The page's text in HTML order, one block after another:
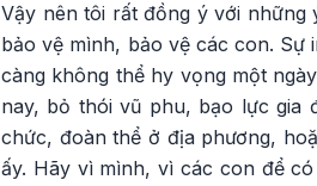
Vậy nên tôi rất đồng ý với những
bảo vệ mình, bảo vệ các con. Sự
càng không thể hy vọng một
nay, bỏ thói vũ phu, bạo lực gia
chức, đoàn thể ở địa phương,
ấy. Hãy vì mình, vì các con để